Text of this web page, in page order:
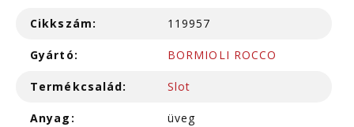
Cikkszám: 119957
Gyártó: BORMIOLI ROCCO
Termékcsalád: Slot
Anyag: üveg